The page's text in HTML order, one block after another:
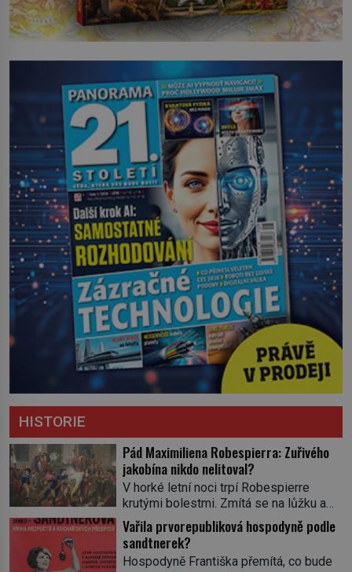
HISTORIE
Pád Maximiliena Robespierra: Zuřivého
jakobína nikdo nelitoval?
V horké letní noci trpí Robespierre
krutými bolestmi. Zmítá se na lůžku a
hlavou mu víří kolotoč myšlenek. Když
se probere z mdlob, vzpomene si na
jednu z pařížských jasnovidek, kterou
před lety navštívil. Prorokovala mu
Vařila prvorepubliková hospodyně podle
sandtnerek?
Hospodyně Františka přemítá, co bude